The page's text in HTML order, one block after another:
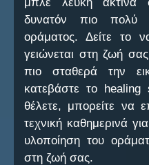
μπλε λευκή
δυνατόν πιο πολύ
οράματος. Δείτε το
γειώνεται στη ζωή
πιο σταθερά την
κατεβάστε το
θέλετε, μπορείτε να
τεχνική καθημερινά
υλοποίηση του
στη ζωή σας.